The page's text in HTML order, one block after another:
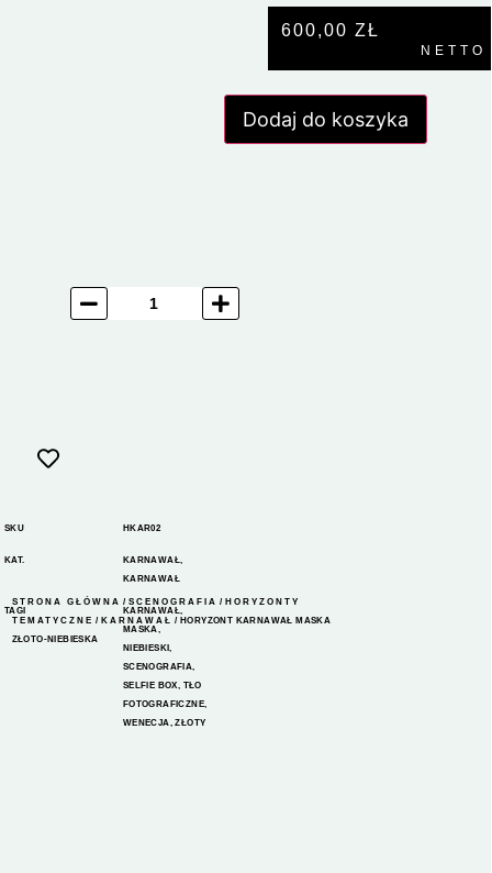
600,00 ZŁ
NETTO
Dodaj do koszyka
SKU HKAR02
KAT. KARNAWAŁ,
KARNAWAŁ
TAGI KARNAWAŁ,
MASKA,
NIEBIESKI,
SCENOGRAFIA,
SELFIE BOX, TŁO
FOTOGRAFICZNE,
WENECJA,ZŁOTY
STRONA GŁÓWNA / SCENOGRAFIA / HORYZONTY
TEMATYCZNE / KARNAWAŁ / HORYZONT KARNAWAŁ MASKA
ZŁOTO-NIEBIESKA